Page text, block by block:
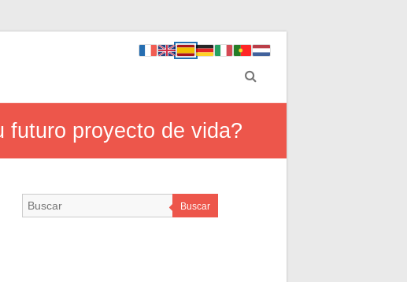
futuro proyecto de vida?
Buscar